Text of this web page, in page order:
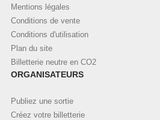
en utilisant le bouton de contact ci-
l'email et le nom utilisé pour la
Mentions légales
Conditions de vente
Conditions d'utilisation
Plan du site
Billetterie neutre en CO2
ORGANISATEURS
Publiez une sortie
Créez votre billetterie